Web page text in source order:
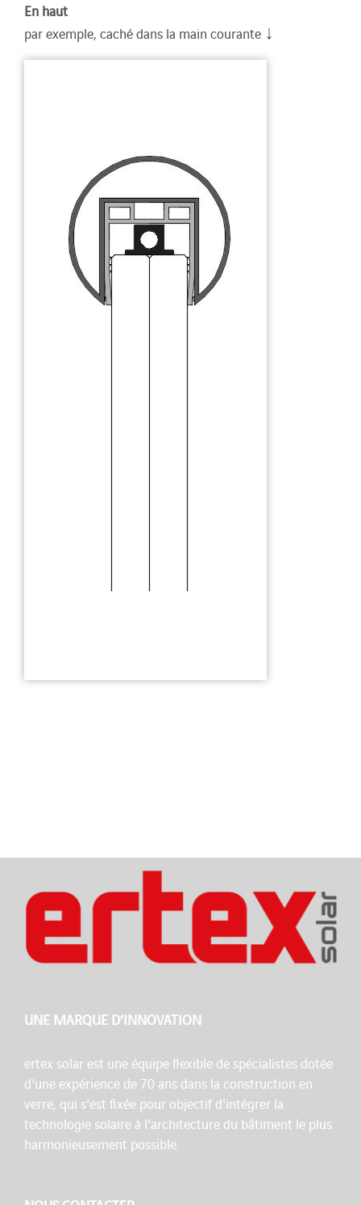
En haut
par exemple, caché dans la main courante ↓
UNE MARQUE D’INNOVATION
ertex solar est une équipe flexible de spécialistes dotée
d'une expérience de 70 ans dans la construction en
verre, qui s'est fixée pour objectif d'intégrer la
technologie solaire à l'architecture du bâtiment le plus
harmonieusement possible.